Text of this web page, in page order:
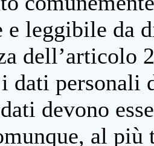
e leggibile da
dell’articolo
dati personali
devono
al più